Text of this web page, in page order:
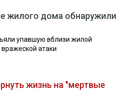
жилого дома обнаружили
упавшую вблизи жилой
атаки
жизнь на "мертвые